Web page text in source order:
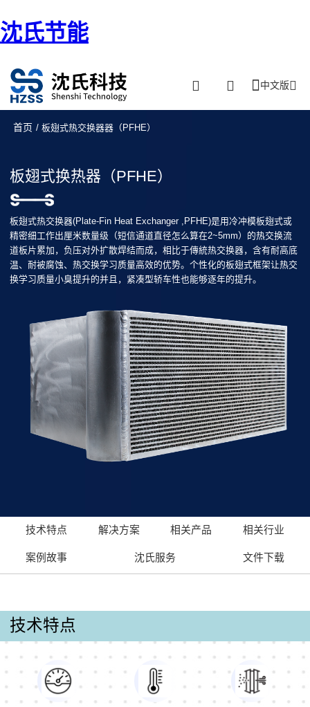
沈氏节能
中文版
首页 / 板翅式热交换器器（PFHE）
板翅式换热器（PFHE）
板翅式热交换器(Plate-Fin Heat Exchanger ,PFHE)是用冷冲模板翅式或
精密细工作出厘米数量级（短信通道直径怎么算在2~5mm）的热交换流
道板片累加，负压对外扩散焊结而成，相比于傳統热交换器，含有耐高底
温、耐被腐蚀、热交换学习质量高效的优势。个性化的板翅式框架让热交
换学习质量小臭提升的并且，紧凑型轿车性也能够逐年的提升。
技术特点 解决方案 相关产品 相关行业
案例故事 沈氏服务 文件下载
技术特点